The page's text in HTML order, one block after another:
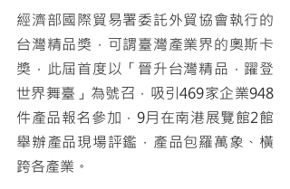
經濟部國際貿易署委託外貿協會執行的
台灣精品獎，可謂臺灣產業界的奧斯卡
獎，此屆首度以「晉升台灣精品，躍登
世界舞臺」為號召，吸引469家企業948
件產品報名參加，9月在南港展覽館2館
舉辦產品現場評鑑，產品包羅萬象、橫
跨各產業。